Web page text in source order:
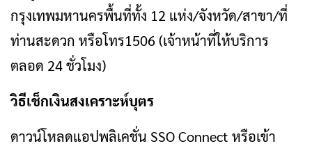
กรุงเทพมหานครพื้นที่ทั้ง 12 แห่ง/จังหวัด/สาขา/ที่
ท่านสะดวก หรือโทร1506 (เจ้าหน้าที่ให้บริการ
ตลอด 24 ชั่วโมง)
วิธีเช็กเงินสงเคราะห์บุตร
ดาวน์โหลดแอปพลิเคชั่น SSO Connect หรือเข้า